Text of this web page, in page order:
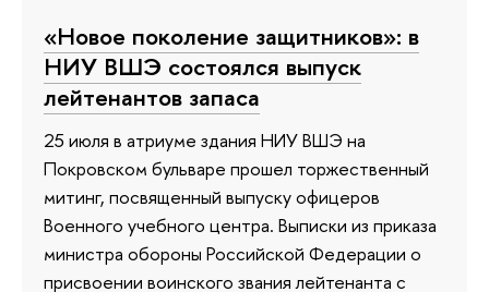
«Новое поколение защитников»: в
НИУ ВШЭ состоялся выпуск
лейтенантов запаса
25 июля в атриуме здания НИУ ВШЭ на
Покровском бульваре прошел торжественный
митинг, посвященный выпуску офицеров
Военного учебного центра. Выписки из приказа
министра обороны Российской Федерации о
присвоении воинского звания лейтенанта с